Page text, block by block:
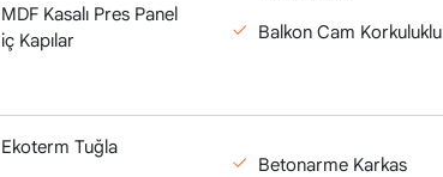
MDF Kasalı Pres Panel
iç Kapılar
Balkon Cam Korkuluklu
Ekoterm Tuğla
Betonarme Karkas